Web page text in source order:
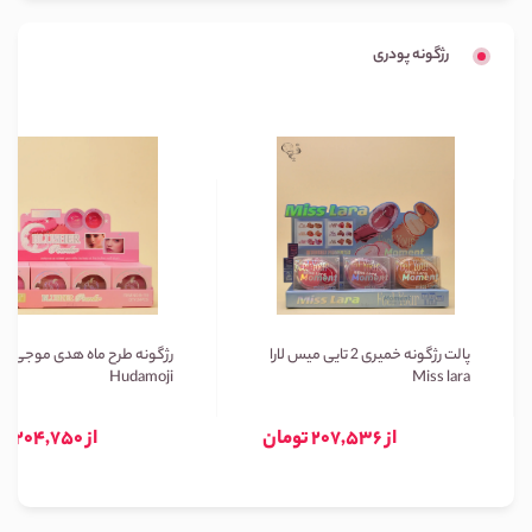
رژگونه پودری
پالت رژگونه خمیری 2 تایی میس لارا
Miss lara
از 207,536 تومان
رژگونه طرح ماه هدی موجی
Hudamoji
از 204,750 تومان